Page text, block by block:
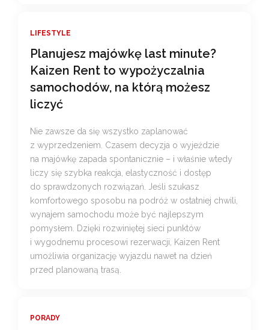
LIFESTYLE
Planujesz majówkę last minute?
Kaizen Rent to wypożyczalnia
samochodów, na którą możesz
liczyć
Nie zawsze da się wszystko zaplanować
z wyprzedzeniem. Czasem decyzja o wyjeździe
na majówkę zapada spontanicznie – i właśnie wtedy
liczy się szybka reakcja, elastyczność i dostęp
do sprawdzonych rozwiązań. Jeśli szukasz
komfortowego sposobu na podróż w ostatniej chwili,
wynajem samochodu może być najlepszym
pomysłem. Dzięki rozwiniętej sieci punktów
i wygodnemu procesowi rezerwacji, Kaizen Rent
umożliwia organizację wyjazdu nawet na dzień
przed planowaną trasą.
PORADY